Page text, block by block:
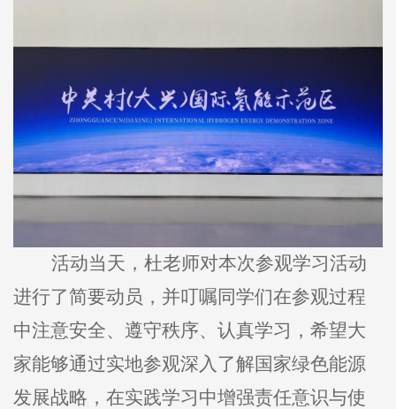
活动当天，杜老师对本次参观学习活动
进行了简要动员，并叮嘱同学们在参观过程
中注意安全、遵守秩序、认真学习，希望大
家能够通过实地参观深入了解国家绿色能源
发展战略，在实践学习中增强责任意识与使